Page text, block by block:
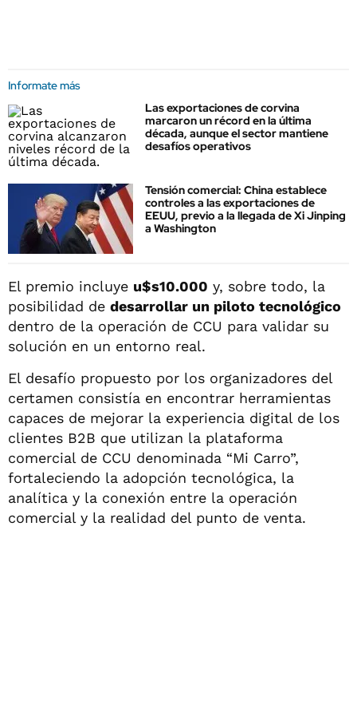
Informate más
Las exportaciones de corvina
marcaron un récord en la última
década, aunque el sector mantiene
desafíos operativos
Tensión comercial: China establece
controles a las exportaciones de
EEUU, previo a la llegada de Xi Jinping
a Washington
El premio incluye u$s10.000 y, sobre todo, la
posibilidad de desarrollar un piloto tecnológico
dentro de la operación de CCU para validar su
solución en un entorno real.
El desafío propuesto por los organizadores del
certamen consistía en encontrar herramientas
capaces de mejorar la experiencia digital de los
clientes B2B que utilizan la plataforma
comercial de CCU denominada “Mi Carro”,
fortaleciendo la adopción tecnológica, la
analítica y la conexión entre la operación
comercial y la realidad del punto de venta.